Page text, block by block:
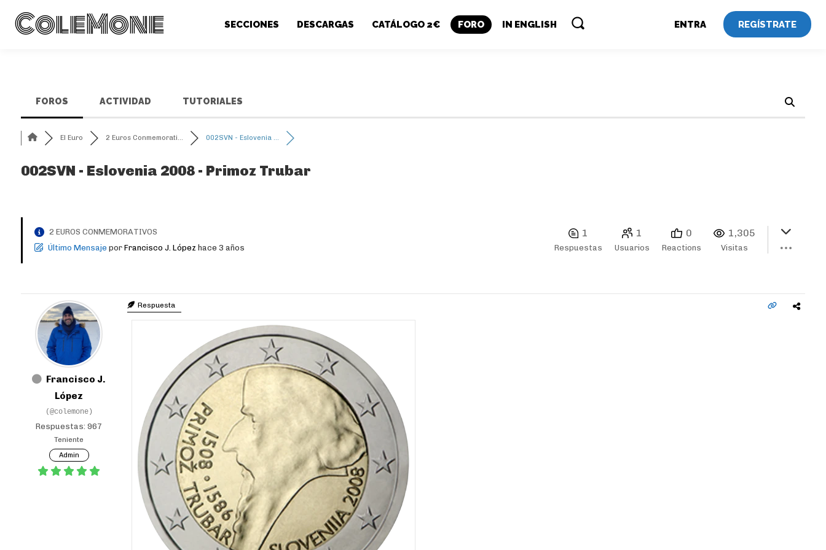
ColeMone SECCIONES DESCARGAS CATÁLOGO 2€ FORO IN ENGLISH ENTRA REGÍSTRATE
FOROS ACTIVIDAD TUTORIALES
El Euro 2 Euros Conmemorati... 002SVN - Eslovenia ...
002SVN - Eslovenia 2008 - Primoz Trubar
2 EUROS CONMEMORATIVOS
Último Mensaje por Francisco J. López hace 3 años
1
Respuestas
1
Usuarios
0
Reactions
1,305
Visitas
Francisco J.
López
(@colemone)
Respuestas: 967
Teniente
Admin
Respuesta